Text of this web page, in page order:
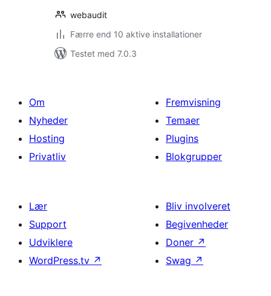
webaudit
Færre end 10 aktive installationer
Testet med 7.0.3
Om
Nyheder
Hosting
Privatliv
Fremvisning
Temaer
Plugins
Blokgrupper
Lær
Support
Udviklere
WordPress.tv ↗
Bliv involveret
Begivenheder
Doner ↗
Swag ↗